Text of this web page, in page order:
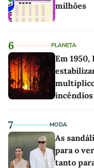
milhões
6 PLANETA
Em
7 MODA
As
para o
tanto